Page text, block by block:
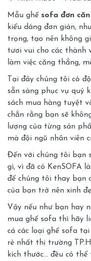
Mẫu ghế sofa đơn căn
kiểu dáng đơn giản,
trọng, tạo nên không
tươi vui cho các thành
làm việc căng thẳng,
Tại đây chúng tôi có
sẵn sàng phục vụ quý
sách mua hàng tuyệt
chắn rằng bạn sẽ
lượng của từng sản
mà đội ngũ nhân viên
Đến với chúng tôi bạn
gì, vì đã có KenSOFA
để chúng tôi thay bạn
của bạn trở nên xinh
Vậy nếu như bạn hay
mua ghế sofa thì hãy
cả các loại ghế sofa
rẻ nhất thị trường
kích thước… đều có